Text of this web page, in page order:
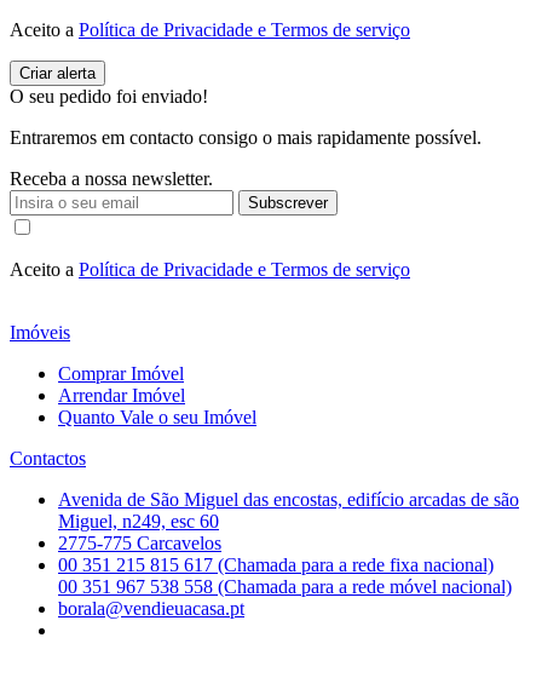
Aceito a Política de Privacidade e Termos de serviço
O seu pedido foi enviado!
Entraremos em contacto consigo o mais rapidamente possível.
Receba a nossa newsletter.
Subscrever
Aceito a Política de Privacidade e Termos de serviço
Imóveis
Comprar Imóvel
Arrendar Imóvel
Quanto Vale o seu Imóvel
Contactos
Avenida de São Miguel das encostas, edifício arcadas de são
Miguel, n249, esc 60
2775-775 Carcavelos
00 351 215 815 617 (Chamada para a rede fixa nacional)
00 351 967 538 558 (Chamada para a rede móvel nacional)
borala@vendieuacasa.pt